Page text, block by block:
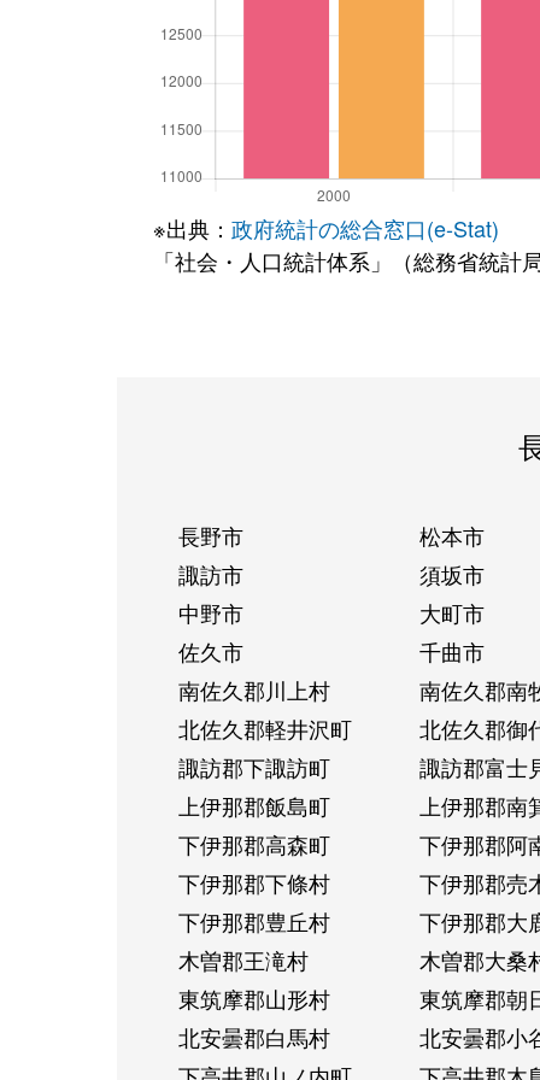
※出典： 政府統計の総合窓口(e-Stat)
「社会・人口統計体系」（総務省統計
長野市
松本市
諏訪市
須坂市
中野市
大町市
佐久市
千曲市
南佐久郡川上村
南佐久郡南
北佐久郡軽井沢町
北佐久郡御
諏訪郡下諏訪町
諏訪郡富士
上伊那郡飯島町
上伊那郡南
下伊那郡高森町
下伊那郡阿
下伊那郡下條村
下伊那郡売
下伊那郡豊丘村
下伊那郡大
木曽郡王滝村
木曽郡大桑
東筑摩郡山形村
東筑摩郡朝
北安曇郡白馬村
北安曇郡小